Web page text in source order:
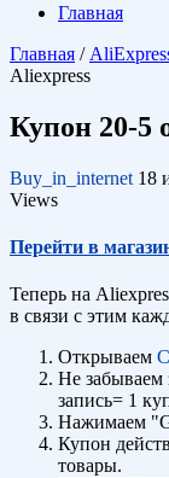
Главная
Главная /
Aliexpress
Купон 20-5
Buy_in_internet 18
Views
Перейти в
Теперь на
в связи с этим
Открываем
Не забываем
запись= 1
Нажимаем
Купон
товары.